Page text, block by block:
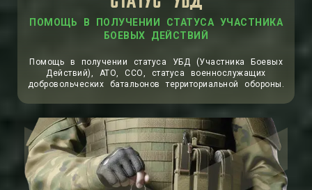
ПОМОЩЬ В ПОЛУЧЕНИИ СТАТУСА УЧАСТНИКА
БОЕВЫХ ДЕЙСТВИЙ
Помощь в получении статуса УБД (Участника Боевых
Действий), АТО, ССО, статуса военнослужащих
добровольческих батальонов территориальной обороны.